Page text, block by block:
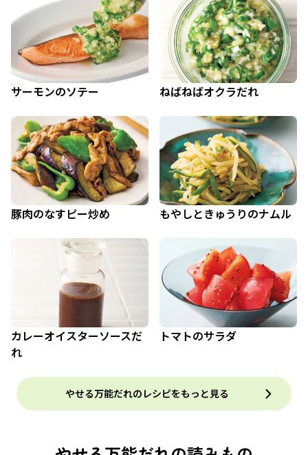
サーモンのソテー ねばねばオクラだれ
豚肉のなすピー炒め もやしときゅうりのナムル
カレーオイスターソースだ
れ
トマトのサラダ
やせる万能だれのレシピをもっと見る